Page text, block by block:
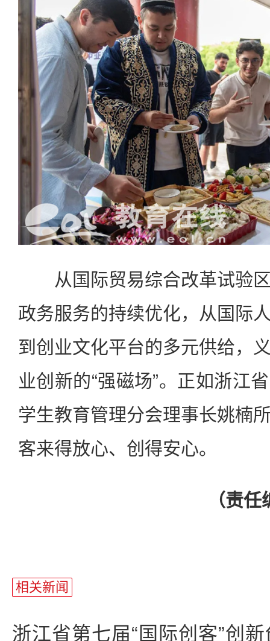
从国际贸易综合改革试验区
政务服务的持续优化，从国际
到创业文化平台的多元供给，
业创新的“强磁场”。正如浙江
学生教育管理分会理事长姚楠
客来得放心、创得安心。
（责
相关新闻
浙江省第七届“国际创客”创